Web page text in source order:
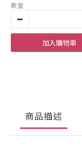
數量
加入購物車
商品描述